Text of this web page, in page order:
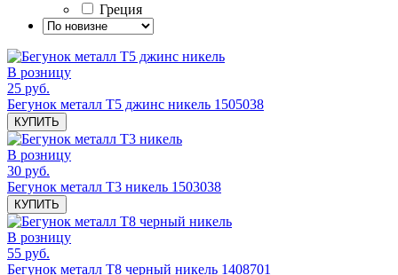
Греция
В розницу
25 руб.
Бегунок металл Т5 джинс никель 1505038
КУПИТЬ
В розницу
30 руб.
Бегунок металл Т3 никель 1503038
КУПИТЬ
В розницу
55 руб.
Бегунок металл Т8 черный никель 1408701